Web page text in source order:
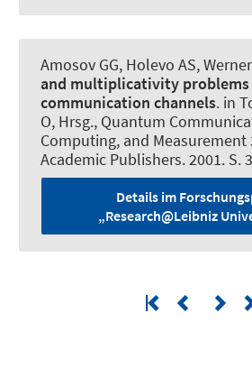
Amosov GG, Holevo AS,
and multiplicativity
communication channels. in
O, Hrsg., Quantum
Computing, and Measurement
Academic Publishers. 2001. S.
Details im
„Research@Leibniz